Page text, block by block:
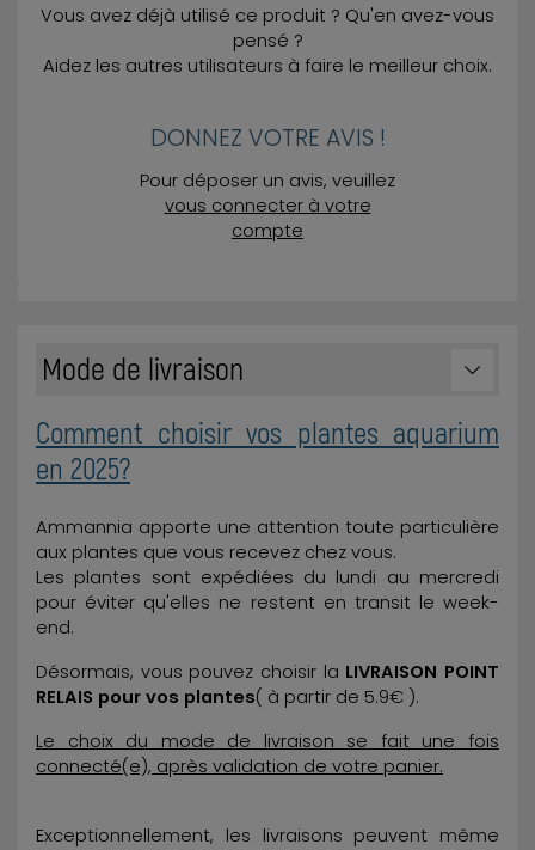
Vous avez déjà utilisé ce produit ? Qu'en avez-vous
pensé ?
Aidez les autres utilisateurs à faire le meilleur choix.
DONNEZ VOTRE AVIS !
Pour déposer un avis, veuillez
vous connecter à votre
compte
Mode de livraison
Comment choisir vos plantes aquarium
en 2025?
Ammannia apporte une attention toute particulière
aux plantes que vous recevez chez vous.
Les plantes sont expédiées du lundi au mercredi
pour éviter qu'elles ne restent en transit le week-
end.
Désormais, vous pouvez choisir la LIVRAISON POINT
RELAIS pour vos plantes( à partir de 5.9€ ).
Le choix du mode de livraison se fait une fois
connecté(e), après validation de votre panier.
Exceptionnellement, les livraisons peuvent même